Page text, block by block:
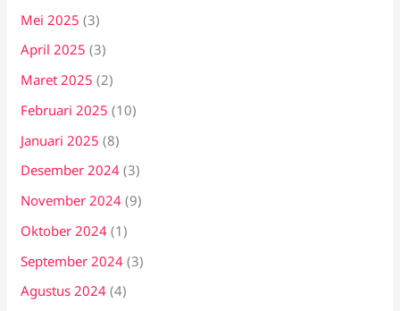
Mei 2025 (3)
April 2025 (3)
Maret 2025 (2)
Februari 2025 (10)
Januari 2025 (8)
Desember 2024 (3)
November 2024 (9)
Oktober 2024 (1)
September 2024 (3)
Agustus 2024 (4)